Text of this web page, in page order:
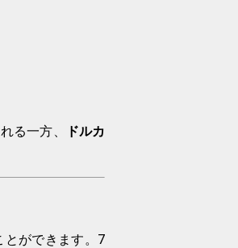
る一方、
ドルカ
とができます。7